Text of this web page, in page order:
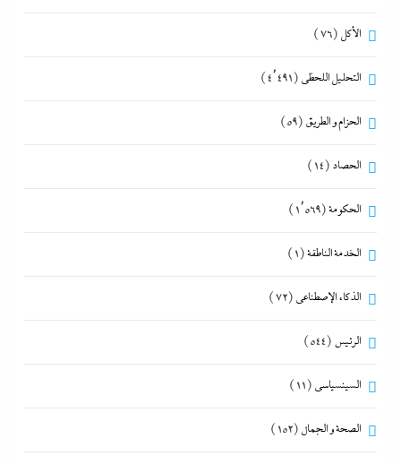
الأكل (76)
التحليل اللحظي (4٬491)
الحزام و الطريق (59)
الحصاد (14)
الحكومة(1٬569)
الخدمة الناطقة(1)
الذكاء الإصطناعي (72)
الرئيس (544)
السينسياسي (11)
الصحة و الجمال (152)